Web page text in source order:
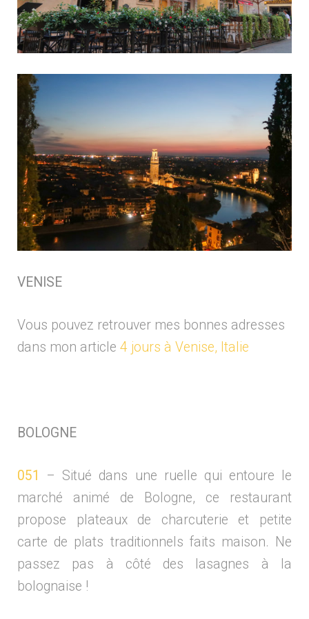
VENISE
Vous pouvez retrouver mes bonnes adresses
dans mon article 4 jours à Venise, Italie
BOLOGNE
051
– Situé dans une ruelle qui entoure le
marché animé de Bologne, ce restaurant
propose plateaux de charcuterie et petite
carte de plats traditionnels faits maison. Ne
passez pas à côté des lasagnes à la
bolognaise !